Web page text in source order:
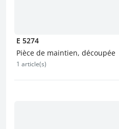
E 5274
Pièce de maintien, découpée
1 article(s)